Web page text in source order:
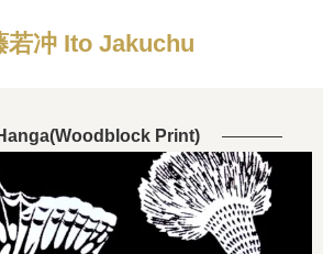
若冲 Ito Jakuchu
Print)